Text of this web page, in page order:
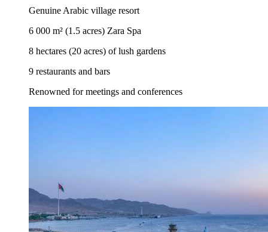
Genuine Arabic village resort
6 000 m² (1.5 acres) Zara Spa
8 hectares (20 acres) of lush gardens
9 restaurants and bars
Renowned for meetings and conferences